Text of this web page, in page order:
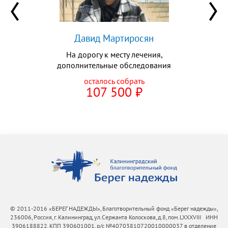
Давид Мартиросян
На дорогу к месту лечения,
дополнительные обследования
осталось собрать
107 500 ⃏
© 2011-2016 «БЕРЕГ НАДЕЖДЫ», Благотворительный фонд «Берег надежды»,
236006, Россия, г. Калининград, ул.Сержанта Колоскова, д.8, пом.LXXXVIII ИНН
3906188822, КПП 390601001, р/с №40703810720010000037 в отделение